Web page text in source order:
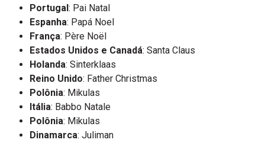
Portugal: Pai Natal
Espanha: Papá Noel
França: Père Noël
Estados Unidos e Canadá: Santa Claus
Holanda: Sinterklaas
Reino Unido: Father Christmas
Polônia: Mikulas
Itália: Babbo Natale
Polônia: Mikulas
Dinamarca: Juliman